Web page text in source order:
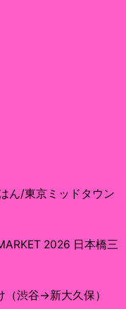
ん/東京ミッドタウン
2026 日本橋三
渋谷→新大久保）